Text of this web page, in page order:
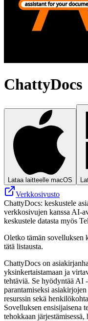
ChattyDocs
Lataa laitteelle macOS
Verkkosivusto
ChattyDocs: keskustele
verkkosivujen kanssa AI-
keskustele datasta myös
Oletko tämän sovelluksen
tätä listausta.
ChattyDocs on
yksinkertaistamaan ja
tehtäviä. Se hyödyntää AI
parantamiseksi
resurssin sekä
Sovelluksen ensisijaisena
tehokkaan